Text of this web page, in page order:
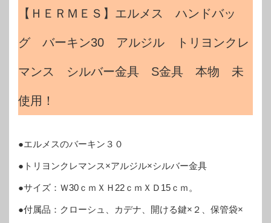
【ＨＥＲＭＥＳ】エルメス ハンドバッ
グ バーキン30 アルジル トリヨンクレ
マンス シルバー金具 S金具 本物 未
使用！
●エルメスのバーキン３０
●トリヨンクレマンス×アルジル×シルバー金具
●サイズ：Ｗ30ｃｍＸＨ22ｃｍＸＤ15ｃｍ。
●付属品：クローシュ、カデナ、開ける鍵×２、保管袋×